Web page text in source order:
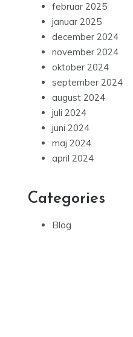
februar 2025
januar 2025
december 2024
november 2024
oktober 2024
september 2024
august 2024
juli 2024
juni 2024
maj 2024
april 2024
Categories
Blog